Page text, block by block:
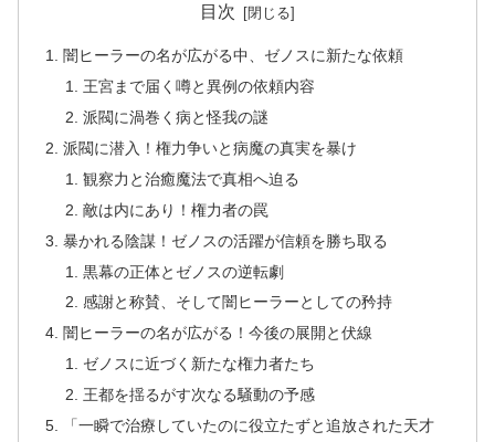
目次
闇ヒーラーの名が広がる中、ゼノスに新たな依頼
王宮まで届く噂と異例の依頼内容
派閥に渦巻く病と怪我の謎
派閥に潜入！権力争いと病魔の真実を暴け
観察力と治癒魔法で真相へ迫る
敵は内にあり！権力者の罠
暴かれる陰謀！ゼノスの活躍が信頼を勝ち取る
黒幕の正体とゼノスの逆転劇
感謝と称賛、そして闇ヒーラーとしての矜持
闇ヒーラーの名が広がる！今後の展開と伏線
ゼノスに近づく新たな権力者たち
王都を揺るがす次なる騒動の予感
「一瞬で治療していたのに役立たずと追放された天才